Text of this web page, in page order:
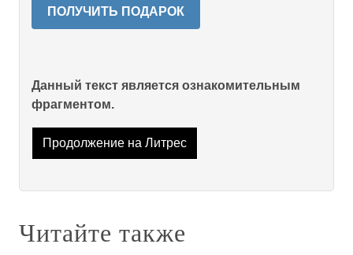
ПОЛУЧИТЬ ПОДАРОК
Данный текст является ознакомительным
фрагментом.
Продолжение на Литрес
Читайте также